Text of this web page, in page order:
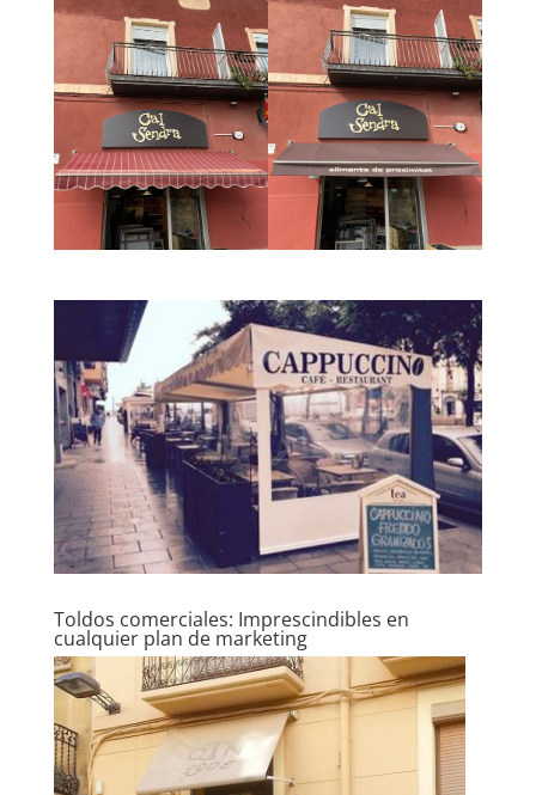
Toldos comerciales: Imprescindibles en
cualquier plan de marketing